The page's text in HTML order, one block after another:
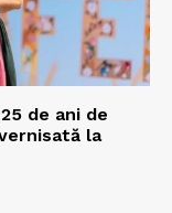
de ani de
la